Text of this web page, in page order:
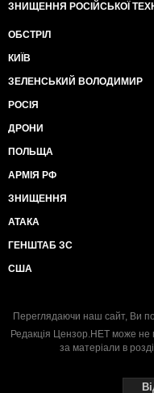
ЗНИЩЕННЯ РОСІЙСЬКОЇ
ОБСТРІЛ
КИЇВ
ЗЕЛЕНСЬКИЙ ВОЛОДИМИР
РОСІЯ
ДРОНИ
ПОЛЬЩА
АРМІЯ РФ
ЗНИЩЕННЯ
АТАКА
ГЕНШТАБ ЗС
США
Переглядаючи наш сайт, Ви
Редакція Цензор.НЕТ може не
за матеріали в